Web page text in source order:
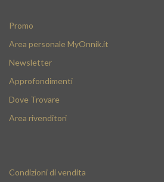
Promo
Area personale MyOnnik.it
Newsletter
Approfondimenti
Dove Trovare
Area rivenditori
Condizioni di vendita